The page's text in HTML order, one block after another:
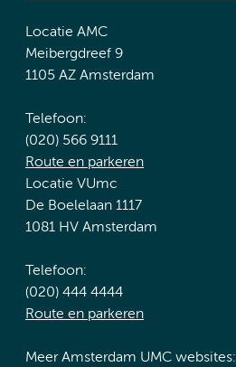
Locatie AMC
Meibergdreef 9
1105 AZ Amsterdam
Telefoon:
(020) 566 9111
Route en parkeren
Locatie VUmc
De Boelelaan 1117
1081 HV Amsterdam
Telefoon:
(020) 444 4444
Route en parkeren
Meer Amsterdam UMC websites: